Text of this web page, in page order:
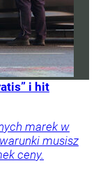
i hit
marek w
musisz
ceny.